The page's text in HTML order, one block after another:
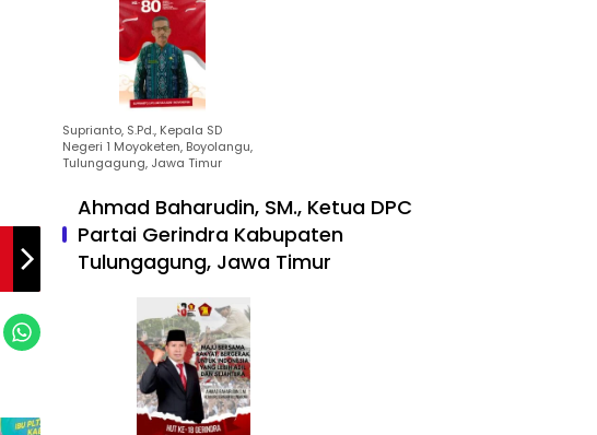
Suprianto, S.Pd., Kepala SD
Negeri 1 Moyoketen, Boyolangu,
Tulungagung, Jawa Timur
Ahmad Baharudin, SM., Ketua DPC
Partai Gerindra Kabupaten
Tulungagung, Jawa Timur